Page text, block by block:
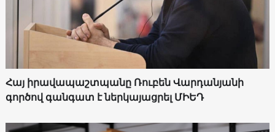
Հայ իրավապաշտպանը Ռուբեն Վարդանյանի
գործով գանգատ է ներկայացրել ՄԻԵԴ